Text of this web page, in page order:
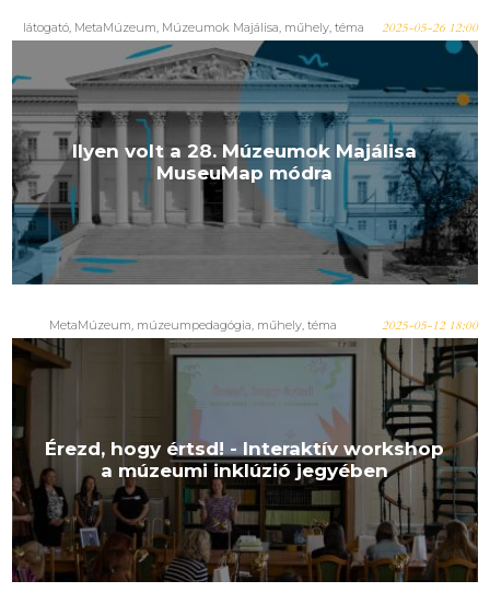
látogató, MetaMúzeum, Múzeumok Majálisa, műhely, téma 2025-05-26 12:00
Ilyen volt a 28. Múzeumok Majálisa
MuseuMap módra
MetaMúzeum, múzeumpedagógia, műhely, téma 2025-05-12 18:00
Érezd, hogy értsd! - Interaktív workshop
a múzeumi inklúzió jegyében